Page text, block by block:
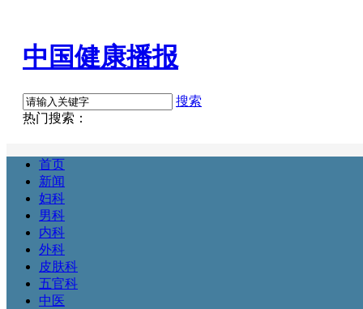
中国健康播报
搜索
热门搜索：
首页
新闻
妇科
男科
内科
外科
皮肤科
五官科
中医